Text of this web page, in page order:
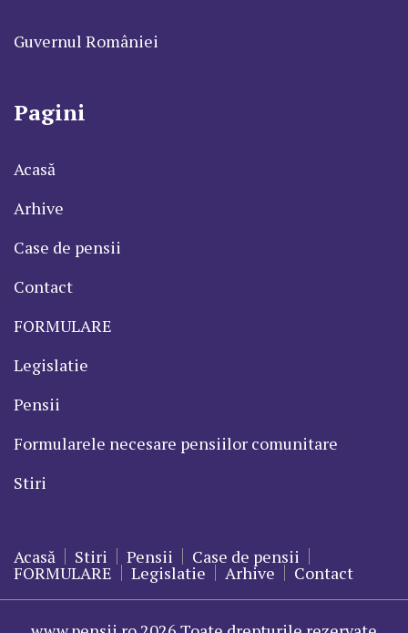
Guvernul României
Pagini
Acasă
Arhive
Case de pensii
Contact
FORMULARE
Legislatie
Pensii
Formularele necesare pensiilor comunitare
Stiri
Acasă Stiri Pensii Case de pensii
FORMULARE Legislatie Arhive Contact